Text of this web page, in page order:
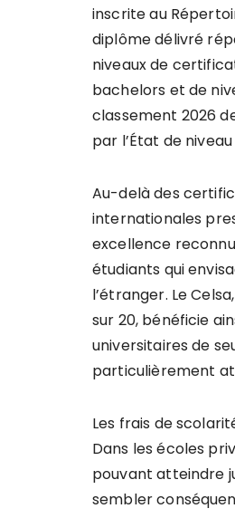
inscrite au
diplôme délivré
niveaux de
bachelors et de
classement 2026
par l’État de
Au-delà des
internationales
excellence
étudiants qui
l’étranger. Le
sur 20, bénéficie
universitaires de
particulièrement
Les frais de
Dans les écoles
pouvant atteindre
sembler